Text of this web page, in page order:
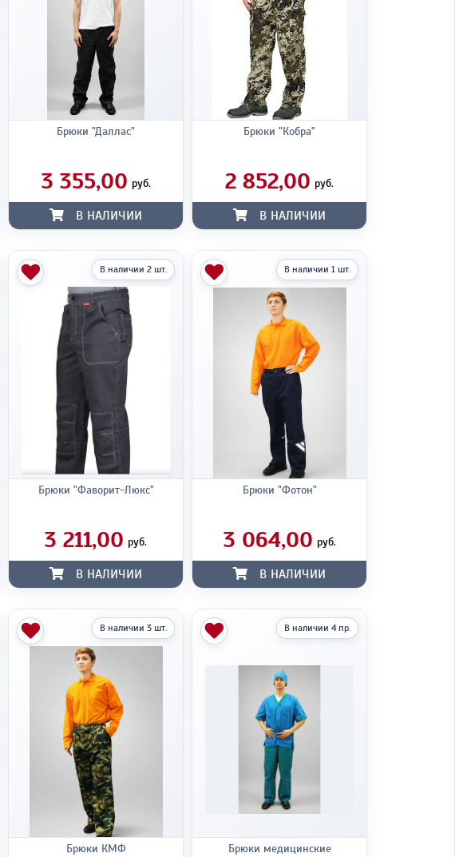
Брюки "Даллас"
3 355,00 руб.
В НАЛИЧИИ
Брюки "Кобра"
2 852,00 руб.
В НАЛИЧИИ
В наличии 2 шт.
Брюки "Фаворит-Люкс"
3 211,00 руб.
В НАЛИЧИИ
В наличии 1 шт.
Брюки "Фотон"
3 064,00 руб.
В НАЛИЧИИ
В наличии 3 шт.
Брюки КМФ
В наличии 4 пр.
Брюки медицинские